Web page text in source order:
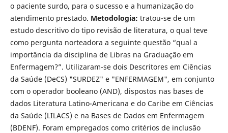
o paciente surdo, para o sucesso e a humanização do
atendimento prestado. Metodologia: tratou-se de um
estudo descritivo do tipo revisão de literatura, o qual teve
como pergunta norteadora a seguinte questão “qual a
importância da disciplina de Libras na Graduação em
Enfermagem?”. Utilizaram-se dois Descritores em Ciências
da Saúde (DeCS) "SURDEZ" e "ENFERMAGEM", em conjunto
com o operador booleano (AND), dispostos nas bases de
dados Literatura Latino-Americana e do Caribe em Ciências
da Saúde (LILACS) e na Bases de Dados em Enfermagem
(BDENF). Foram empregados como critérios de inclusão